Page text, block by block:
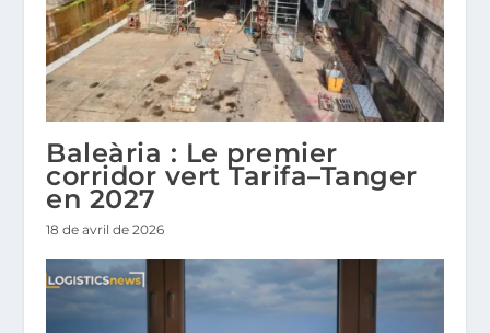
Baleària : Le premier
corridor vert Tarifa–Tanger
en 2027
18 de avril de 2026